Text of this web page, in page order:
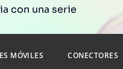
con una serie
MÓVILES CONECTORES